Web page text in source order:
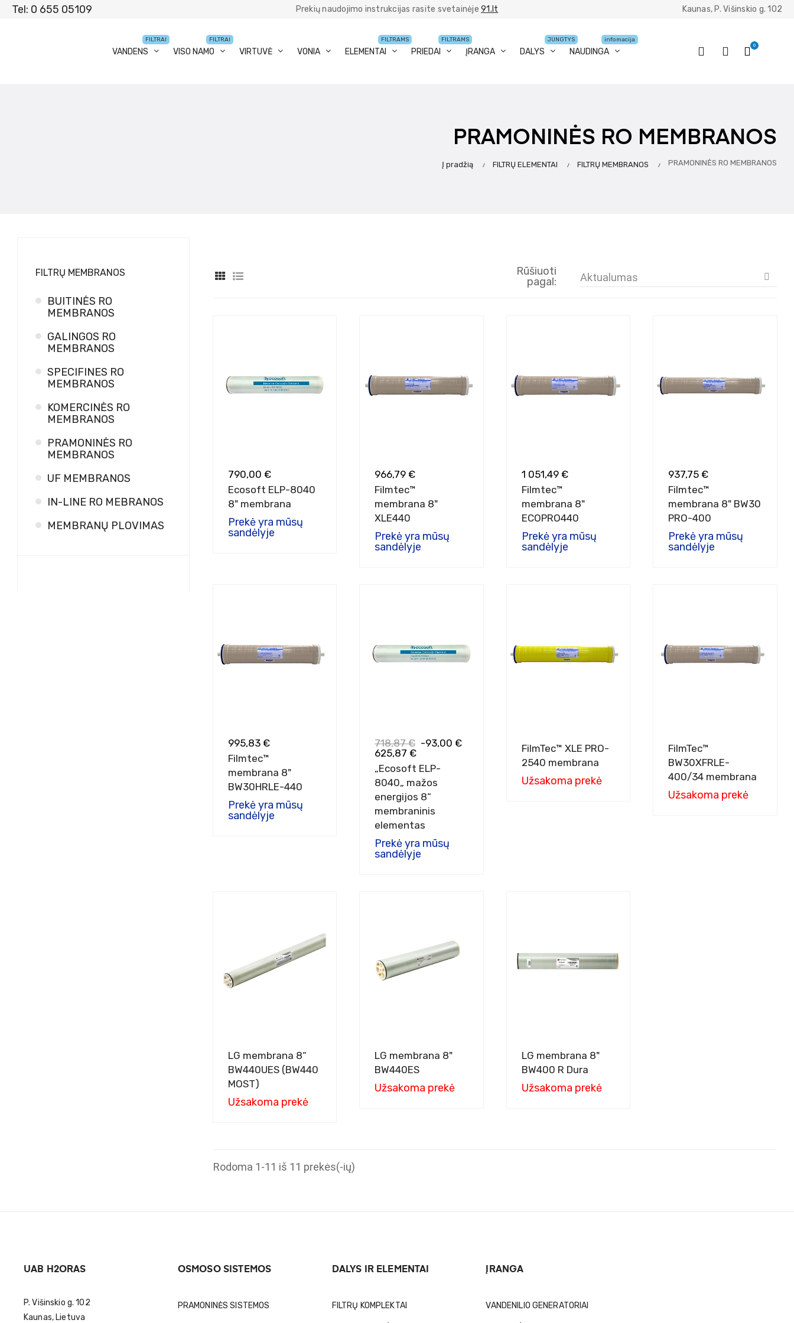
Tel: 0 655 05109 Prekių naudojimo instrukcijas rasite svetainėje91.lt Kaunas, P. Višinskio g. 102
VANDENS
FILTRAI
VISO NAMO
FILTRAI
VIRTUVĖ VONIA ELEMENTAI
FILTRAMS
PRIEDAI
FILTRAMS
ĮRANGA DALYS
JUNGTYS
NAUDINGA
infomacija
0
PRAMONINĖS RO MEMBRANOS
Į pradžią FILTRŲ ELEMENTAI FILTRŲ MEMBRANOS PRAMONINĖS RO MEMBRANOS
FILTRŲ MEMBRANOS
BUITINĖS RO
MEMBRANOS
GALINGOS RO
MEMBRANOS
SPECIFINES RO
MEMBRANOS
KOMERCINĖS RO
MEMBRANOS
PRAMONINĖS RO
MEMBRANOS
UF MEMBRANOS
IN-LINE RO MEBRANOS
MEMBRANŲ PLOVIMAS
Rūšiuoti
pagal:
Aktualumas 
790,00 €
Ecosoft ELP-8040
8" membrana
Prekė yra mūsų
sandėlyje
966,79 €
Filmtec™
membrana 8"
XLE440
Prekė yra mūsų
sandėlyje
1 051,49 €
Filmtec™
membrana 8"
ECOPRO440
Prekė yra mūsų
sandėlyje
937,75 €
Filmtec™
membrana 8" BW30
PRO-400
Prekė yra mūsų
sandėlyje
995,83 €
Filmtec™
membrana 8"
BW30HRLE-440
Prekė yra mūsų
sandėlyje
718,87 € -93,00 €
625,87 €
„Ecosoft ELP-
8040„ mažos
energijos 8“
membraninis
elementas
Prekė yra mūsų
sandėlyje
FilmTec™ XLE PRO-
2540 membrana
Užsakoma prekė
FilmTec™
BW30XFRLE-
400/34 membrana
Užsakoma prekė
LG membrana 8“
BW440UES (BW440
MOST)
Užsakoma prekė
LG membrana 8"
BW440ES
Užsakoma prekė
LG membrana 8"
BW400 R Dura
Užsakoma prekė
Rodoma 1-11 iš 11 prekės(-ių)
UAB H2ORAS
P. Višinskio g. 102
Kaunas, Lietuva
OSMOSO SISTEMOS
PRAMONINĖS SISTEMOS
DALYS IR ELEMENTAI
FILTRŲ KOMPLEKTAI
ĮRANGA
VANDENILIO GENERATORIAI